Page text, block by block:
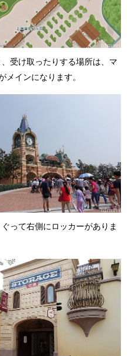
受け取ったりする場所は、マ
メインになります。
って右側にロッカーがありま